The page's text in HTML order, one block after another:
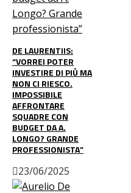
DE LAURENTIIS:
“VORREI POTER
INVESTIRE DI PIÙ MA
NON CI RIESCO.
IMPOSSIBILE
AFFRONTARE
SQUADRE CON
BUDGET DA A.
LONGO? GRANDE
PROFESSIONISTA”
23/06/2025